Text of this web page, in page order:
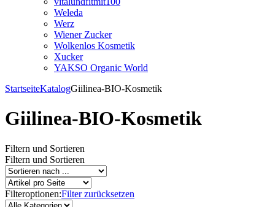
Weleda
Werz
Wiener Zucker
Wolkenlos Kosmetik
Xucker
YAKSO Organic World
StartseiteKatalogGiilinea-BIO-Kosmetik
Giilinea-BIO-Kosmetik
Filtern und Sortieren
Filtern und Sortieren
Filteroptionen:Filter zurücksetzen